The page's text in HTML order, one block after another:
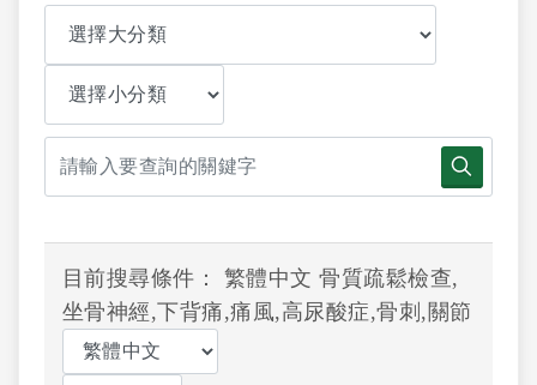
目前搜尋條件： 繁體中文 骨質疏鬆檢查,
坐骨神經,下背痛,痛風,高尿酸症,骨刺,關節